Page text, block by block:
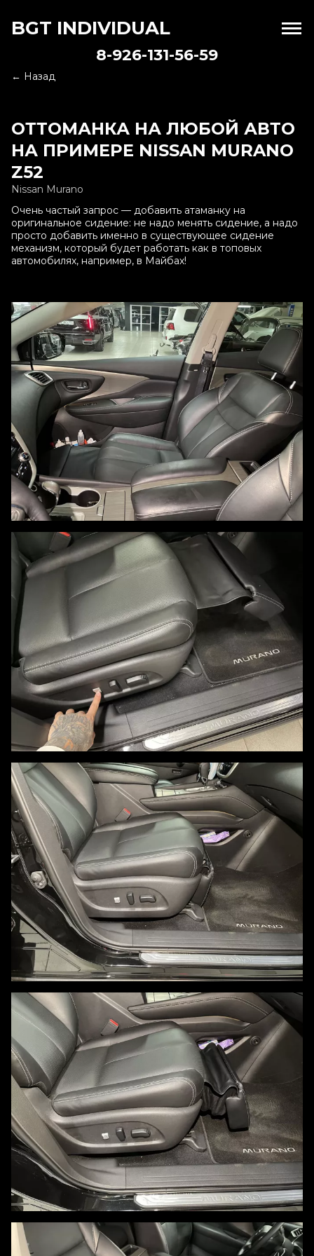
BGT INDIVIDUAL
8-926-131-56-59
← Назад
ОТТОМАНКА НА ЛЮБОЙ АВТО
НА ПРИМЕРЕ NISSAN MURANO
Z52
Nissan Murano
Очень частый запрос — добавить атаманку на
оригинальное сидение: не надо менять сидение, а надо
просто добавить именно в существующее сидение
механизм, который будет работать как в топовых
автомобилях, например, в Майбах!